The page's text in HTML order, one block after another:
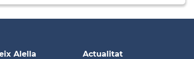
Alella Actualitat